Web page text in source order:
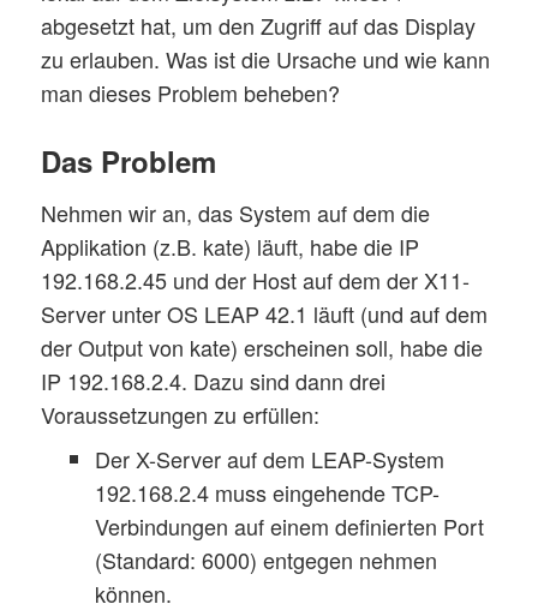
abgesetzt hat, um den Zugriff auf das Display
zu erlauben. Was ist die Ursache und wie kann
man dieses Problem beheben?
Das Problem
Nehmen wir an, das System auf dem die
Applikation (z.B. kate) läuft, habe die IP
192.168.2.45 und der Host auf dem der X11-
Server unter OS LEAP 42.1 läuft (und auf dem
der Output von kate) erscheinen soll, habe die
IP 192.168.2.4. Dazu sind dann drei
Voraussetzungen zu erfüllen:
Der X-Server auf dem LEAP-System
192.168.2.4 muss eingehende TCP-
Verbindungen auf einem definierten Port
(Standard: 6000) entgegen nehmen
können.